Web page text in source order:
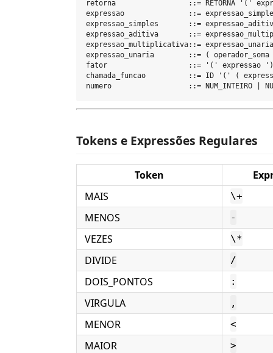
retorna                 ::= RETORNA '('
expressao               ::=
expressao_simples       ::=
expressao_aditiva       ::=
expressao_multiplicativa::=
expressao_unaria        ::= (
fator                   ::= '(' expressao ')' |
chamada_funcao          ::= ID '(' (
Tokens e Expressões Regulares
Token
MAIS
\+
MENOS -
VEZES \*
DIVIDE /
DOIS_PONTOS :
VIRGULA ,
MENOR <
MAIOR >